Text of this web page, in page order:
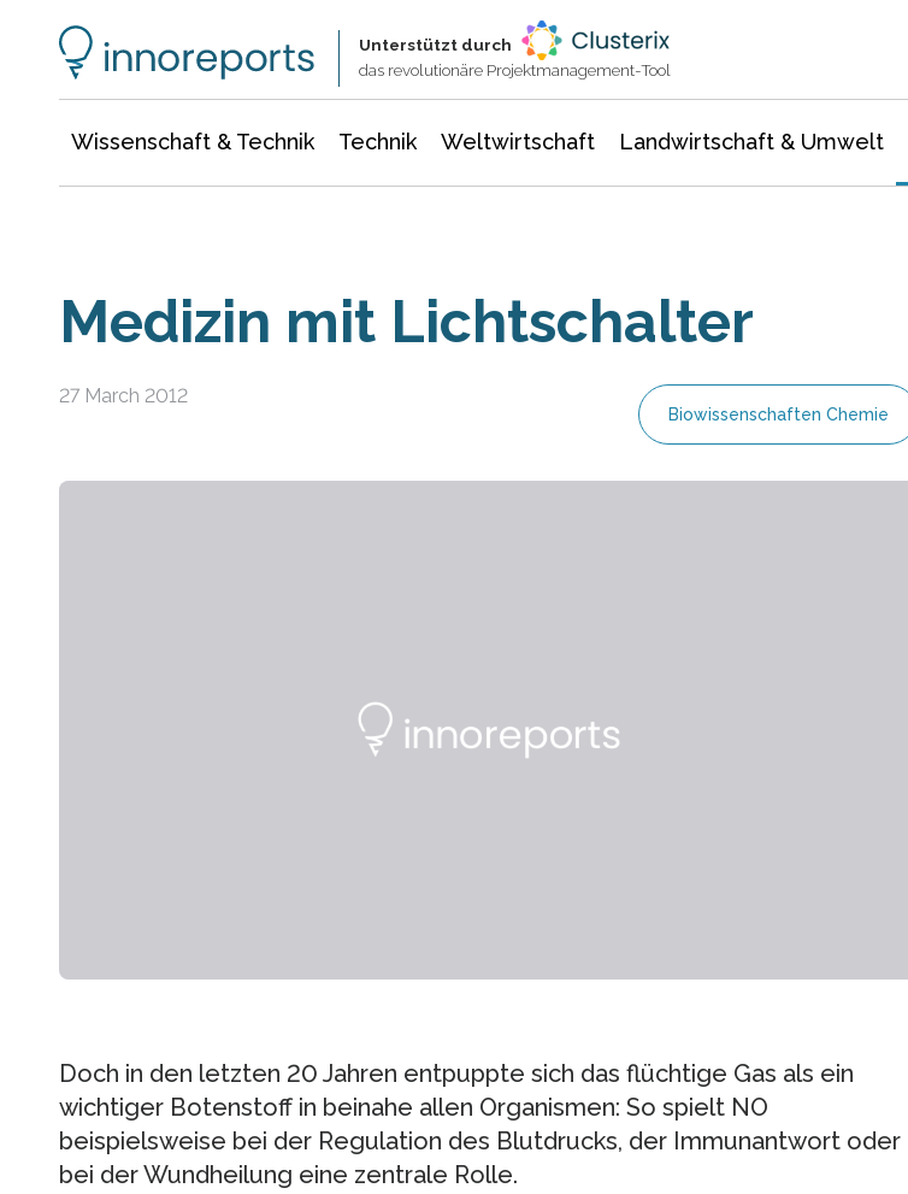
Unterstützt durch
das revolutionäre Projektmanagement-Tool
Wissenschaft & Technik Technik Weltwirtschaft Landwirtschaft & Umwelt
Medizin mit Lichtschalter
27 March 2012
Biowissenschaften Chemie
Doch in den letzten 20 Jahren entpuppte sich das flüchtige Gas als ein
wichtiger Botenstoff in beinahe allen Organismen: So spielt NO
beispielsweise bei der Regulation des Blutdrucks, der Immunantwort oder
bei der Wundheilung eine zentrale Rolle.